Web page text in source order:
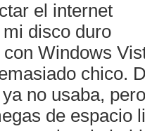
el internet
disco duro
Windows
chico.
no usaba,
de espacio